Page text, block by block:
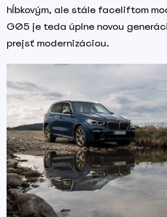
hĺbkovým, ale stále faceliftom
G05 je teda úplne novou
prejsť modernizáciou.